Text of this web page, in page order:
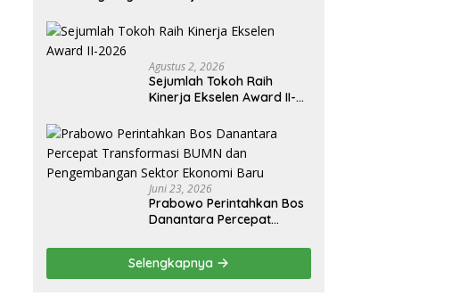
Agustus 2, 2026
Sejumlah Tokoh Raih
Kinerja Ekselen Award II-
Juni 23, 2026
Prabowo Perintahkan Bos
Danantara Percepat
Pengembangan Sektor
Ekonomi Baru
Selengkapnya